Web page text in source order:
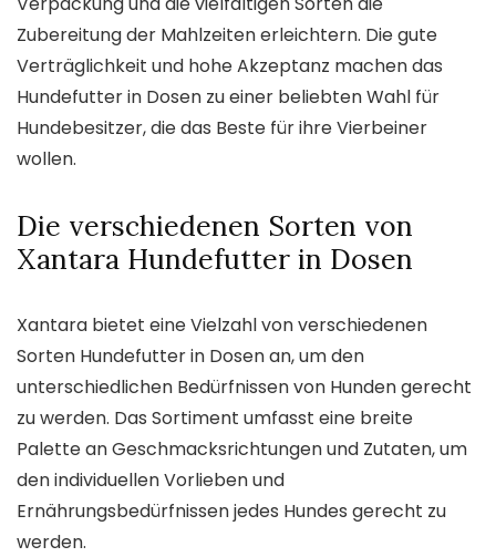
Zubereitung der Mahlzeiten erleichtern. Die gute
Verträglichkeit und hohe Akzeptanz machen das
Hundefutter in Dosen zu einer beliebten Wahl für
Hundebesitzer, die das Beste für ihre Vierbeiner
wollen.
Die verschiedenen Sorten von
Xantara Hundefutter in Dosen
Xantara bietet eine Vielzahl von verschiedenen
Sorten Hundefutter in Dosen an, um den
unterschiedlichen Bedürfnissen von Hunden gerecht
zu werden. Das Sortiment umfasst eine breite
Palette an Geschmacksrichtungen und Zutaten, um
den individuellen Vorlieben und
Ernährungsbedürfnissen jedes Hundes gerecht zu
werden.